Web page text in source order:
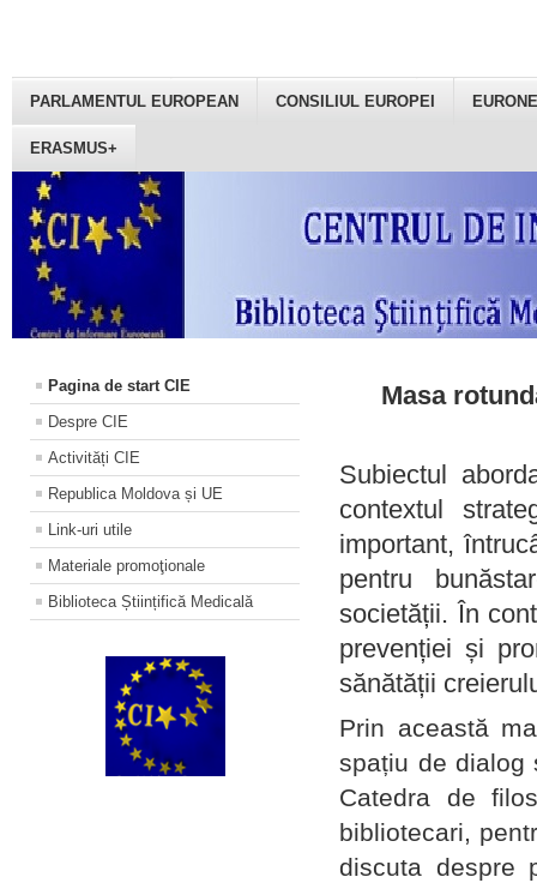
PARLAMENTUL EUROPEAN CONSILIUL EUROPEI
ERASMUS+
Pagina de start CIE
Despre CIE
Activități CIE
Republica Moldova și UE
Link-uri utile
Materiale promoţionale
Biblioteca Științifică Medicală
Masa
Subiectul
contextul
important,
pentru
societății. În
prevenției și
sănătății
Prin această
spațiu de dialog
Catedra de
bibliotecari,
discuta despre